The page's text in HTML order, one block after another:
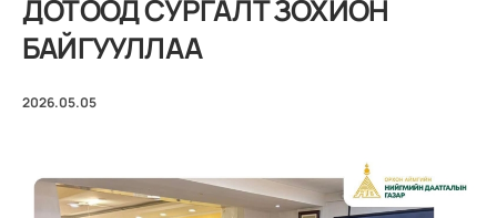
ДОТООД СУРГАЛТ ЗОХИОН
БАЙГУУЛЛАА
2026.05.05